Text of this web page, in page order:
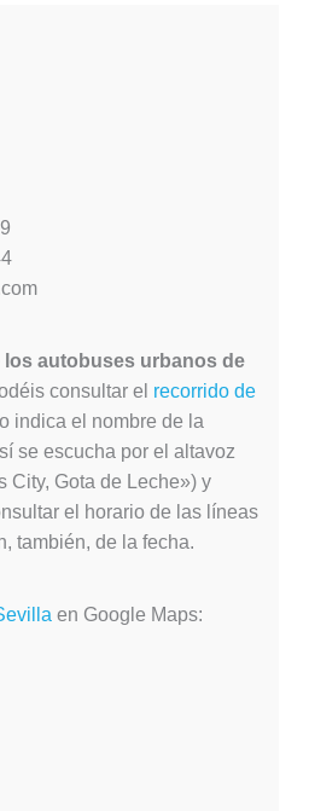
los autobuses urbanos de
consultar el recorrido de
indica el nombre de la
se escucha por el altavoz
City, Gota de Leche») y
el horario de las líneas
también, de la fecha.
en Google Maps: